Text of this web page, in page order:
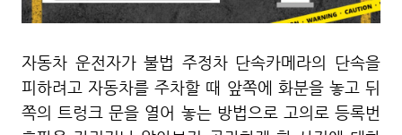
자동차 운전자가 불법 주정차 단속카메라의 단속을
피하려고 자동차를 주차할 때 앞쪽에 화분을 놓고 뒤
쪽의 트렁크 문을 열어 놓는 방법으로 고의로 등록번